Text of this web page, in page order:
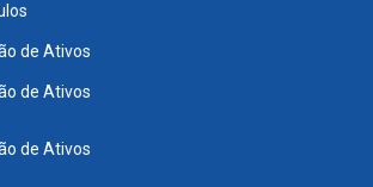
de Ativos
de Ativos
de Ativos